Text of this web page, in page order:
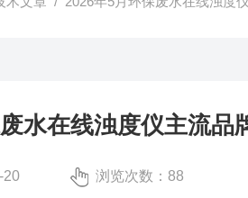
水在线浊度仪主流品
20 浏览次数：88